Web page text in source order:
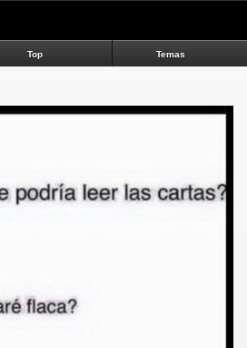
Top Temas